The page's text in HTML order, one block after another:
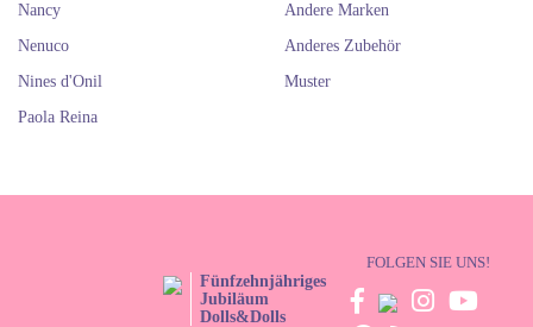
Nancy
Nenuco
Nines d'Onil
Paola Reina
Andere Marken
Anderes Zubehör
Muster
Fünfzehnjähriges
Jubiläum
Dolls&Dolls
FOLGEN SIE UNS!